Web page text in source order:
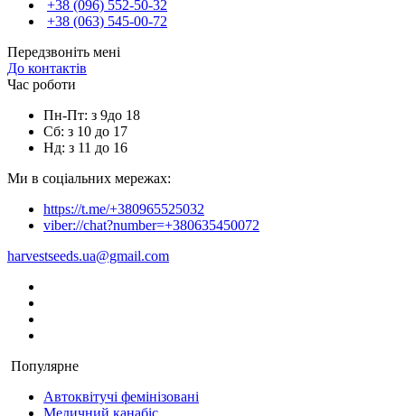
+38 (096) 552-50-32
+38 (063) 545-00-72
Передзвоніть мені
До контактів
Час роботи
Пн-Пт: з 9до 18
Сб: з 10 до 17
Нд: з 11 до 16
Ми в соціальних мережах:
https://t.me/+380965525032
viber://chat?number=+380635450072
harvestseeds.ua@gmail.com
Популярне
Автоквітучі фемінізовані
Медичний канабіс